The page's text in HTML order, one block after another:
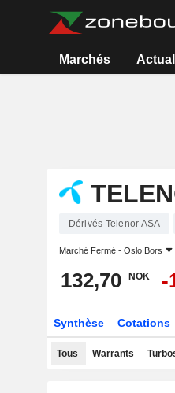
Marchés
Dérivés Telenor ASA
Marché Fermé - Oslo Bors
132,70 NOK -
Synthèse Cotations
Tous Warrants